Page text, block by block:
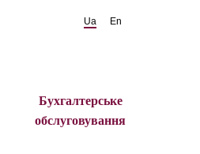
Ua En
Бухгалтерське
обслуговування